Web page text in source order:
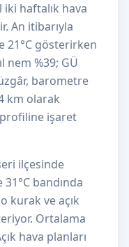
iki haftalık hava
An itibarıyla
21°C gösterirken
nem %39; GÜ
barometre
km olarak
işaret
ilçesinde
bandında
kurak ve açık
Ortalama
hava planları